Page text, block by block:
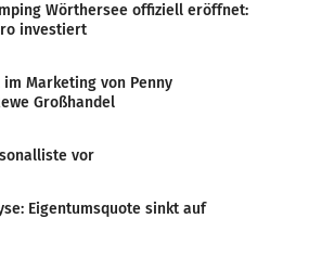
Wörthersee offiziell eröffnet:
investiert
Marketing von Penny
Großhandel
vor
Eigentumsquote sinkt auf